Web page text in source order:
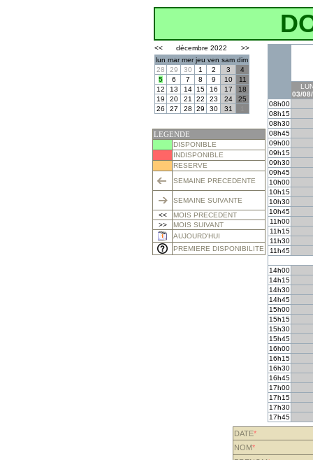
<< décembre 2022
>>
lun mar mer jeu ven sam dim
28
29 30 1 2 3
4
5
6 7 8 9 10
11
12
13 14 15 16 17
18
19
20 21 22 23 24
25
26
27 28 29 30 31
LEGENDE
DISPONIBLE
INDISPONIBLE
RESERVE
SEMAINE PRECEDENTE
SEMAINE SUIVANTE
<<
MOIS PRECEDENT
>>
MOIS SUIVANT
AUJOURD'HUI
PREMIERE DISPONIBILITE
03/
08h00
08h15
08h30
08h45
09h00
09h15
09h30
09h45
10h00
10h15
10h30
10h45
11h00
11h15
11h30
11h45
14h00
14h15
14h30
14h45
15h00
15h15
15h30
15h45
16h00
16h15
16h30
16h45
17h00
17h15
17h30
17h45
DATE*
NOM*